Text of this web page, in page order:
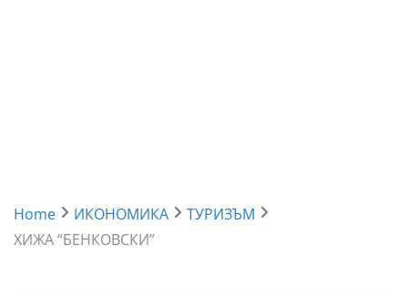
Home ИКОНОМИКА
ТУРИЗЪМ
ХИЖА “БЕНКОВСКИ”